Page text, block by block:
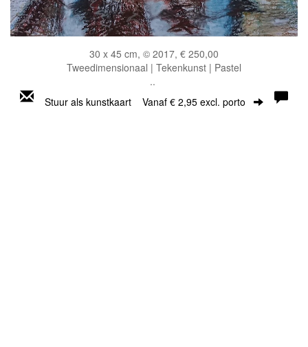
30 x 45 cm, © 2017, € 250,00
Tweedimensionaal | Tekenkunst | Pastel
..
Stuur als kunstkaart Vanaf € 2,95 excl. porto